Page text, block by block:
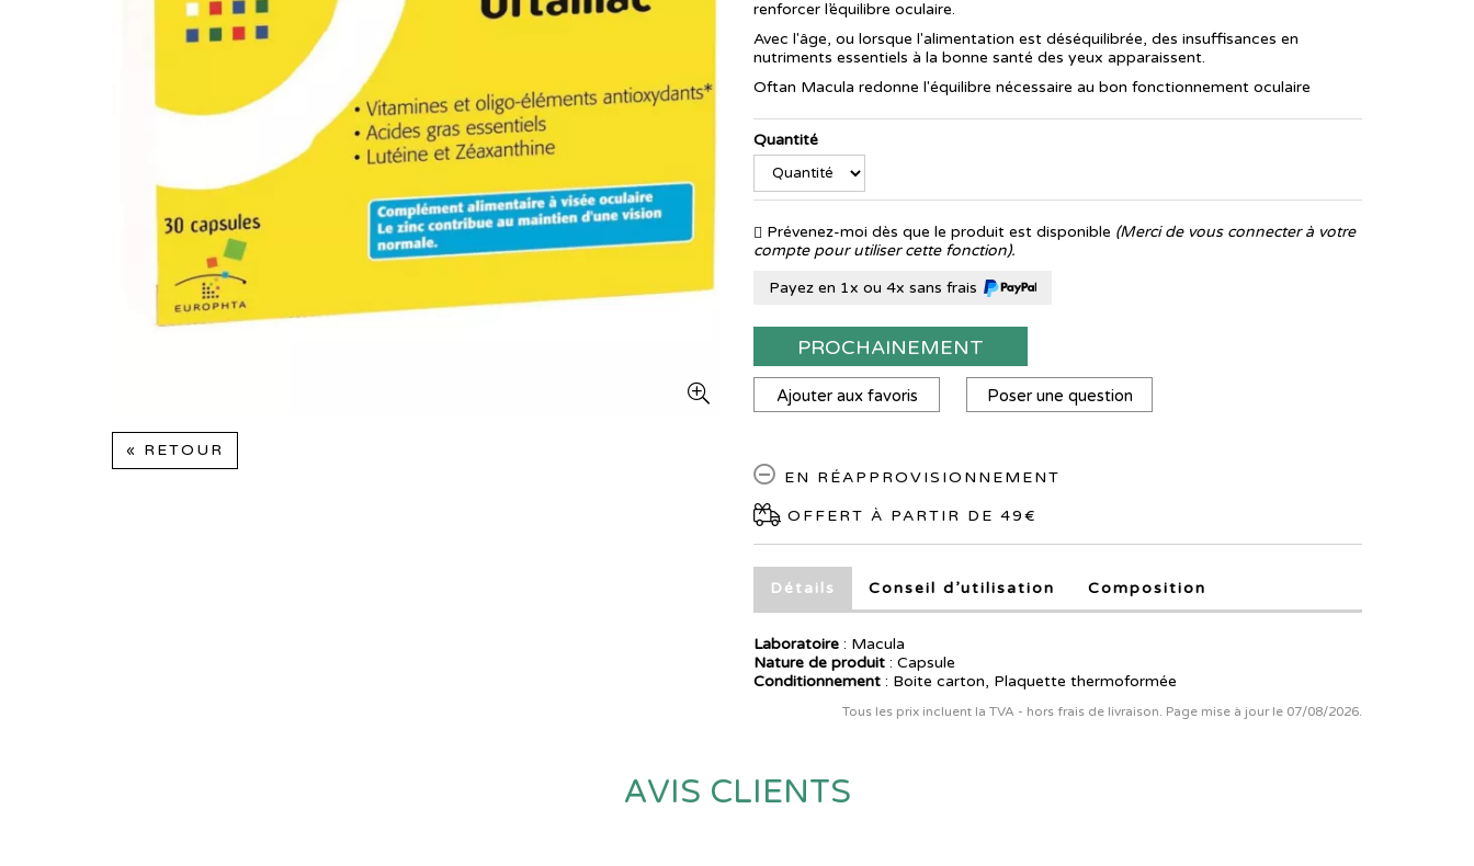
« RETOUR
renforcer l’équilibre oculaire.
Avec l'âge, ou lorsque l'alimentation est déséquilibrée, des insuffisances en
nutriments essentiels à la bonne santé des yeux apparaissent.
Oftan Macula redonne l'équilibre nécessaire au bon fonctionnement oculaire
Quantité
Prévenez-moi dès que le produit est disponible (Merci de vous connecter à votre
compte pour utiliser cette fonction).
Payez en 1x ou 4x sans frais
PROCHAINEMENT
Ajouter aux favoris Poser une question
EN RÉAPPROVISIONNEMENT
OFFERT À PARTIR DE 49€
Détails Conseil d’utilisation Composition
Laboratoire : Macula
Nature de produit : Capsule
Conditionnement : Boite carton, Plaquette thermoformée
Tous les prix incluent la TVA - hors frais de livraison. Page mise à jour le 07/08/2026.
AVIS CLIENTS